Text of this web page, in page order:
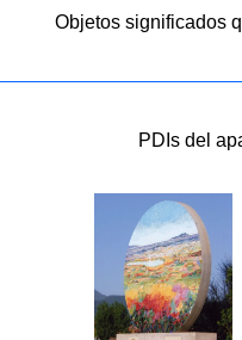
Objetos significados
PDIs del